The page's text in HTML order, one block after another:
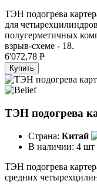
ТЭН подогрева
для
полугерметичных
взрыв-схеме - 18.
6'072,78 P
Купить
ТЭН подогрева
Страна: Китай
В наличии: 4 шт
ТЭН подогрева
средних